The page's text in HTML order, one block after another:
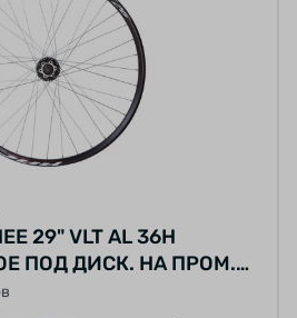
29" VLT AL 36H
ПОД ДИСК. НА ПРОМ.